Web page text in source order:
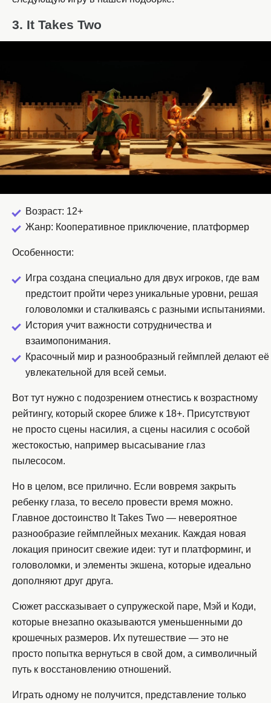
3. It Takes Two
Возраст: 12+
Жанр: Кооперативное приключение, платформер
Особенности:
Игра создана специально для двух игроков, где вам
предстоит пройти через уникальные уровни, решая
головоломки и сталкиваясь с разными испытаниями.
История учит важности сотрудничества и
взаимопонимания.
Красочный мир и разнообразный геймплей делают её
увлекательной для всей семьи.
Вот тут нужно с подозрением отнестись к возрастному
рейтингу, который скорее ближе к 18+. Присутствуют
не просто сцены насилия, а сцены насилия с особой
жестокостью, например высасывание глаз
пылесосом.
Но в целом, все прилично. Если вовремя закрыть
ребенку глаза, то весело провести время можно.
Главное достоинство It Takes Two — невероятное
разнообразие геймплейных механик. Каждая новая
локация приносит свежие идеи: тут и платформинг, и
головоломки, и элементы экшена, которые идеально
дополняют друг друга.
Сюжет рассказывает о супружеской паре, Мэй и Коди,
которые внезапно оказываются уменьшенными до
крошечных размеров. Их путешествие — это не
просто попытка вернуться в свой дом, а символичный
путь к восстановлению отношений.
Играть одному не получится, представление только